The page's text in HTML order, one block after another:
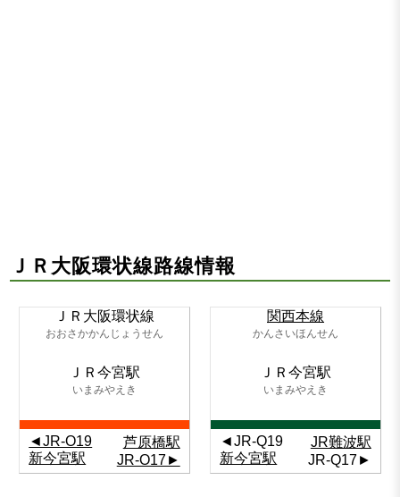
ＪＲ大阪環状線路線情報
ＪＲ大阪環状線
おおさかかんじょうせん
ＪＲ今宮駅
いまみやえき
◄JR-O19
新今宮駅
芦原橋駅
JR-O17►
関西本線
かんさいほんせん
ＪＲ今宮駅
いまみやえき
◄JR-Q19
新今宮駅
JR難波駅
JR-Q17►